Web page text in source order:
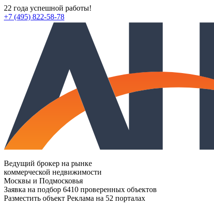
22 года успешной работы!
+7 (495) 822-58-78
Ведущий брокер на рынке
коммерческой недвижимости
Москвы и Подмосковья
Заявка на подбор 6410 проверенных объектов
Разместить объект Реклама на 52 порталах